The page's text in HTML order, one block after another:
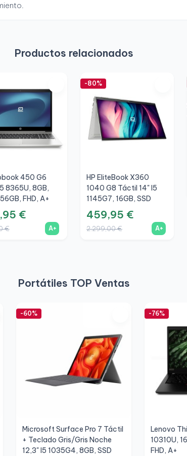
Productos relacionados
450 G6
8365U, 8GB,
FHD, A+
€
€ A+
-80%
HP EliteBook X360
1040 G8 Táctil 14" I5
1145G7, 16GB, SSD
512GB, FHD, A+
459,95 €
2.299,00 € A+
Portátiles TOP Ventas
-60%
Microsoft Surface Pro 7 Táctil
+ Teclado Gris/Gris Noche
12,3" I5 1035G4, 8GB, SSD
-76%
Lenovo
10310U,
FHD, A+